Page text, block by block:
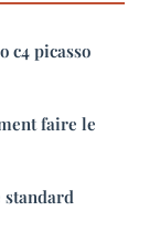
c4 picasso
faire le
standard